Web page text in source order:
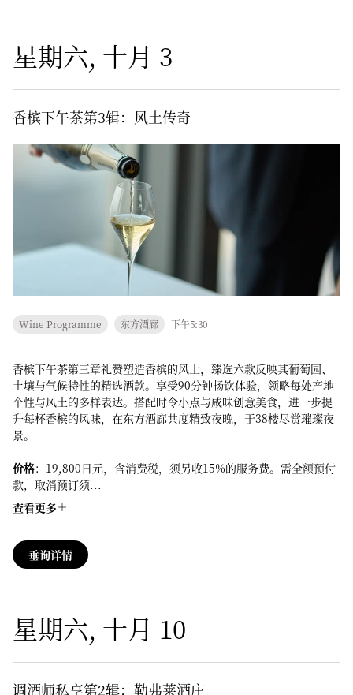
星期六, 十月 3
香槟下午茶第3辑：风土传奇
Wine Programme 东方酒廊 下午5:30
香槟下午茶第三章礼赞塑造香槟的风土，臻选六款反映其葡萄园、
土壤与气候特性的精选酒款。享受90分钟畅饮体验，领略每处产地
个性与风土的多样表达。搭配时令小点与咸味创意美食，进一步提
升每杯香槟的风味，在东方酒廊共度精致夜晚，于38楼尽赏璀璨夜
景。
价格：19,800日元，含消费税，须另收15%的服务费。需全额预付
款，取消预订须...
查看更多
垂询详情
星期六, 十月 10
调酒师私享第2辑：勒弗莱酒庄